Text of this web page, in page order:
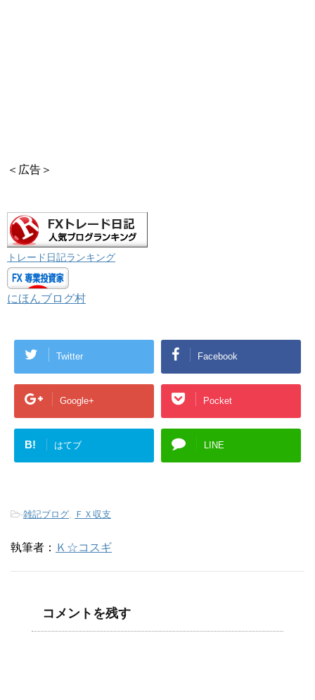
＜広告＞
トレード日記ランキング
にほんブログ村
Twitter Facebook
Google+ Pocket
B! はてブ LINE
-雑記ブログ ＦＸ収支
執筆者： Ｋ☆コスギ
コメントを残す